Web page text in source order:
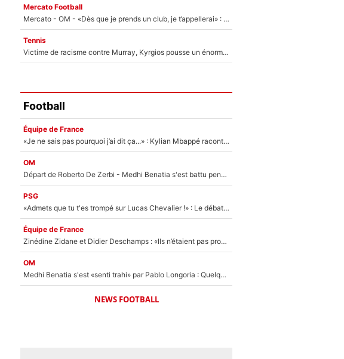
Mercato Football
Mercato - OM - «Dès que je prends un club, je t’appellerai» : La promesse de Marcelino au moment de claquer la porte
Tennis
Victime de racisme contre Murray, Kyrgios pousse un énorme coup de gueule !
Football
Équipe de France
«Je ne sais pas pourquoi j’ai dit ça...» : Kylian Mbappé raconte sa première rencontre avec Zinédine Zidane (et c’est très drôle)
OM
Départ de Roberto De Zerbi - Medhi Benatia s'est battu pendant six mois pour le retenir à l'OM, le PSG a été le naufrage de trop : «Je pars avec toi»
PSG
«Admets que tu t'es trompé sur Lucas Chevalier !» : Le débat sur le gardien du PSG vire au clash à l'After Foot
Équipe de France
Zinédine Zidane et Didier Deschamps : «Ils n’étaient pas proches», les confidences d’un membre de l’équipe de France 1998 sur leur relation spéciale
OM
Medhi Benatia s'est «senti trahi» par Pablo Longoria : Quelques semaines après son départ, l'ancien directeur de football de l'OM règle ses comptes
NEWS FOOTBALL